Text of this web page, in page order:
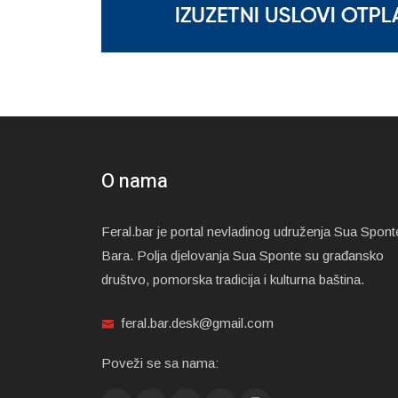
O nama
Feral.bar je portal nevladinog udruženja Sua
Bara. Polja djelovanja Sua Sponte su građansko
društvo, pomorska tradicija i kulturna baština.
feral.bar.desk@gmail.com
Poveži se sa nama: